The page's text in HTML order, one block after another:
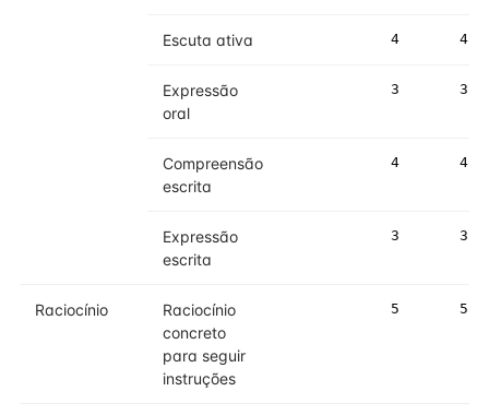
Escuta ativa 4 4
Expressão
oral
3 3
Compreensão
escrita
4 4
Expressão
escrita
3 3
Raciocínio
Raciocínio
concreto
para seguir
instruções
5 5